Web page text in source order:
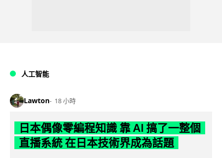
人工智能
Lawton 18 小時
日本偶像零編程知識 靠 AI 搞了一整個
直播系統 在日本技術界成為話題